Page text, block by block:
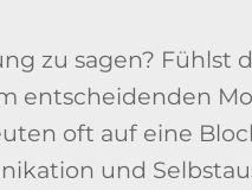
zu sagen? Fühlst
entscheidenden
oft auf eine
und